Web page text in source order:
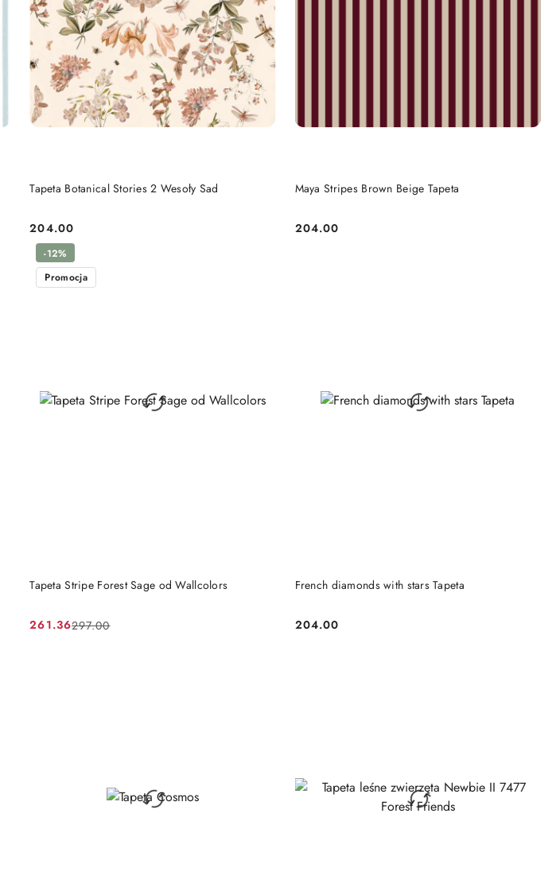
Tapeta Botanical Stories 2 Wesoły Sad
Cena:
204.00
DO KOSZYKA Maya Stripes Brown Beige Tapeta
Cena:
204.00
DO KOSZYKA
Tapeta Stripe Forest Sage od Wallcolors
Cena
261.36
Cena
297.00
-12%
Promocja
DO KOSZYKA French diamonds with stars Tapeta
Cena:
204.00
DO KOSZYKA